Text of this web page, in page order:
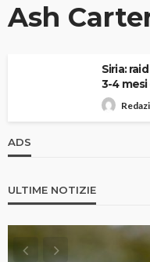
Ash
Siria:
3-4 mesi
ADS
ULTIME NOTIZIE